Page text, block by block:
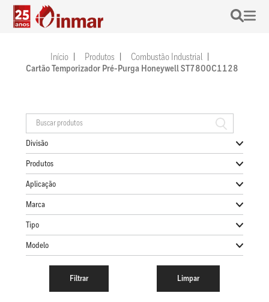
Início Produtos
Combustão Industrial
Cartão Temporizador Pré-Purga Honeywell ST7800C1128
Divisão
Produtos
Aplicação
Marca
Tipo
Modelo